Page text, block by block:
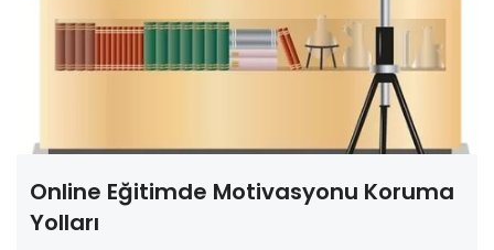
Online Eğitimde Motivasyonu Koruma
Yolları